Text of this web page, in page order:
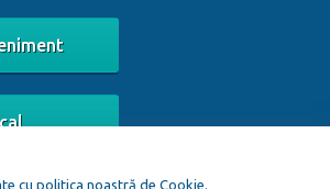
cu politica noastră de Cookie.